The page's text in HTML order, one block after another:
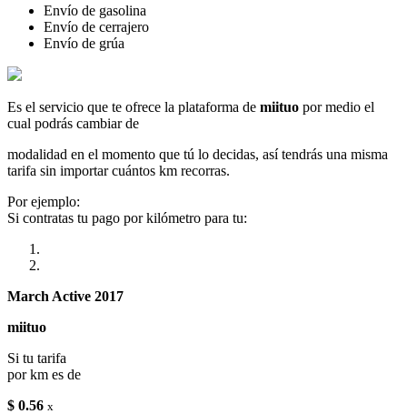
Envío de gasolina
Envío de cerrajero
Envío de grúa
Es el servicio que te ofrece la plataforma de miituo por medio el
cual podrás cambiar de
modalidad en el momento que tú lo decidas, así tendrás una misma
tarifa sin importar cuántos km recorras.
Por ejemplo:
Si contratas tu pago por kilómetro para tu:
March Active 2017
miituo
Si tu tarifa
por km es de
$ 0.56 x